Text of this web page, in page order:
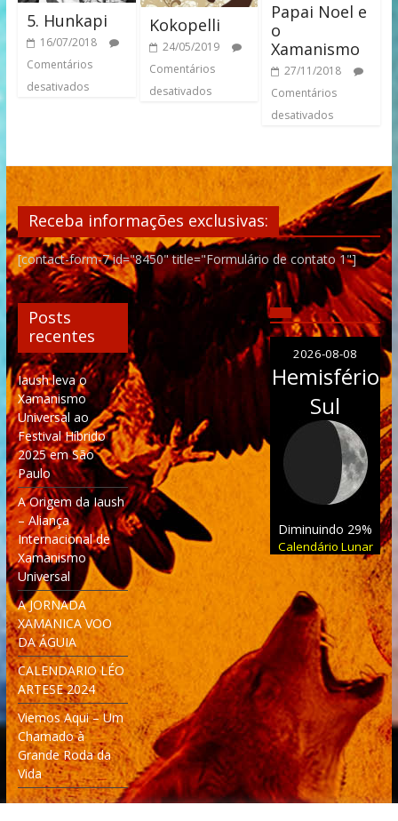
5. Hunkapi
16/07/2018
Comentários
desativados
Kokopelli
24/05/2019
Comentários
desativados
Papai Noel e
o
Xamanismo
27/11/2018
Comentários
desativados
Receba informações exclusivas:
[contact-form-7 id="8450" title="Formulário de contato 1"]
Posts
recentes
Iaush leva o
Xamanismo
Universal ao
Festival Híbrido
2025 em São
Paulo
A Origem da Iaush
– Aliança
Internacional de
Xamanismo
Universal
A JORNADA
XAMANICA VOO
DA ÁGUIA
CALENDARIO LÉO
ARTESE 2024
Viemos Aqui – Um
Chamado à
Grande Roda da
Vida
2026-08-08
Hemisfério
Sul
Diminuindo 29%
Calendário Lunar